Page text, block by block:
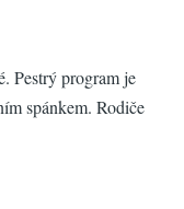
Pestrý program je
spánkem. Rodiče